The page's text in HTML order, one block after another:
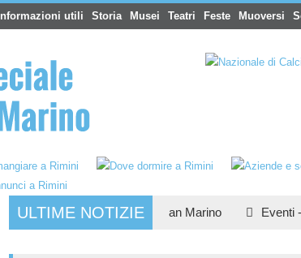
Informazioni utili Storia Musei Teatri Feste Muoversi
ULTIME NOTIZIE
Albergo Dogana 3 stelle San Marino Eventi-